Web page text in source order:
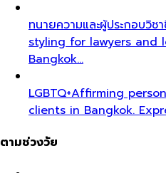
ทนายความและผู้ประกอบวิ
styling for lawyers and
Bangkok…
LGBTQ+Affirming
clients in Bangkok.
ตามช่วงวัย